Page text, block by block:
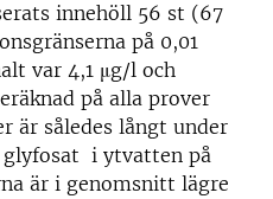
innehöll 56 st (67
på 0,01
var 4,1 μg/l och
på alla prover
är således långt under
glyfosat i ytvatten på
är i genomsnitt lägre